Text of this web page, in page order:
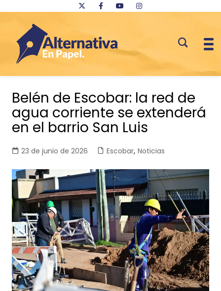
contenido
Belén de Escobar: la red de
agua corriente se extenderá
en el barrio San Luis
23 de junio de 2026 Escobar, Noticias